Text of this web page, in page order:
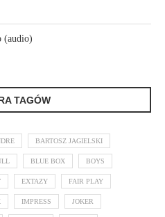
(audio)
TAGÓW
BARTOSZ JAGIELSKI
BLUE BOX BOYS
EXTAZY FAIR PLAY
IMPRESS JOKER